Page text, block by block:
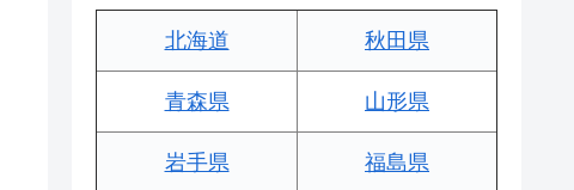
北海道 秋田県
青森県 山形県
岩手県 福島県